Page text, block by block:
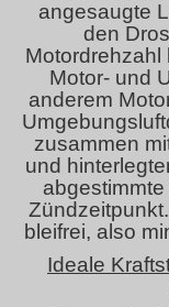
angesaugte
den
Motordrehzahl
Motor- und
anderem
zusammen
und
bleifrei, also
Ideale